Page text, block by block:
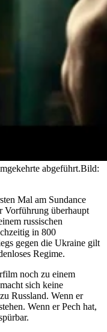
abgeführt.Bild:
Mal am Sundance
Vorführung überhaupt
russischen
in 800
gegen die Ukraine gilt
Regime.
noch zu einem
sich keine
Russland. Wenn er
Wenn er Pech hat,